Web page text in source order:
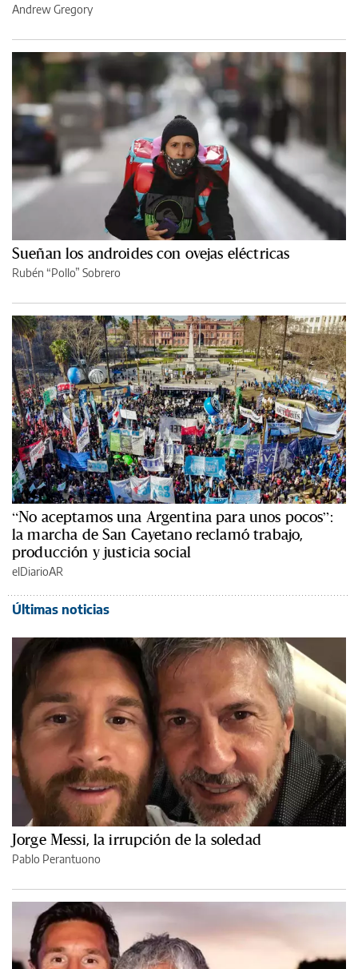
Andrew Gregory
Sueñan los androides con ovejas eléctricas
Rubén “Pollo” Sobrero
“No aceptamos una Argentina para unos pocos”:
la marcha de San Cayetano reclamó trabajo,
producción y justicia social
elDiarioAR
Últimas noticias
Jorge Messi, la irrupción de la soledad
Pablo Perantuono